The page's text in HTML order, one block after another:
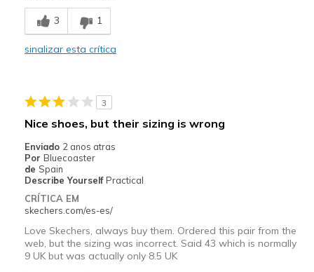
Contras
Poor Cushioning
Sizing
3 1
sinalizar esta crítica
3
Nice shoes, but their sizing is wrong
Enviado 2 anos atras
Por Bluecoaster
de Spain
Describe Yourself Practical
CRÍTICA EM
skechers.com/es-es/
Love Skechers, always buy them. Ordered this pair from the
web, but the sizing was incorrect. Said 43 which is normally
9 UK but was actually only 8.5 UK